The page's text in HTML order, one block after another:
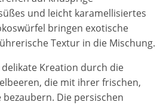
und leicht karamellisiertes
bringen exotische
Textur in die Mischung.
Kreation durch die
die mit ihrer frischen,
Die persischen